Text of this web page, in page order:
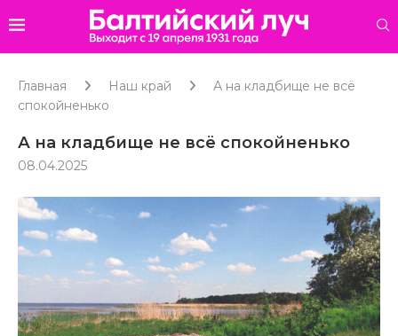
Главная Наш край
А на кладбище не всё
спокойненько
А на кладбище не всё спокойненько
08.04.2025